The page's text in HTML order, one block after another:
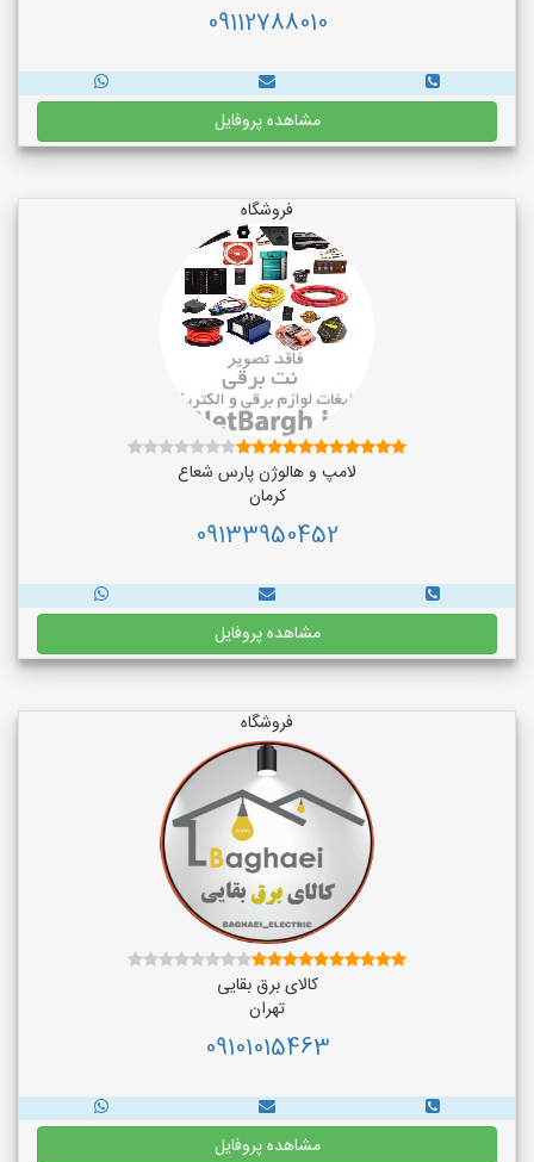
09112788010
مشاهده پروفایل
فروشگاه
لامپ و هالوژن پارس شعاع
کرمان
09133950452
مشاهده پروفایل
فروشگاه
کالای برق بقایی
تهران
09101015463
مشاهده پروفایل